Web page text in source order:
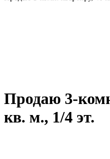
Продаю 3-
кв. м., 1/4 эт.